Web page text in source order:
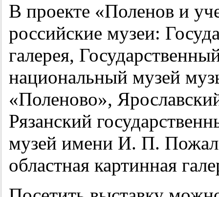
В проекте «Поленов и
российские музеи:
галерея,
национальный музей
«Поленово»,
Рязанский
музей имени И. П.
областная картинная